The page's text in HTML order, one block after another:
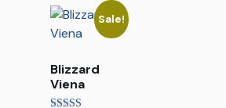
Sale!
Blizzard
Viena